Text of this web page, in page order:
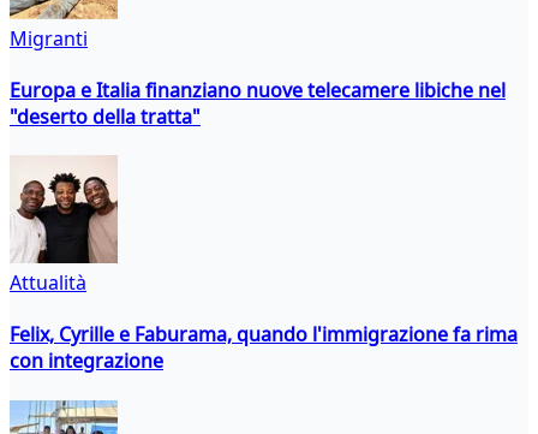
Migranti
Europa e Italia finanziano nuove telecamere libiche nel
"deserto della tratta"
Attualità
Felix, Cyrille e Faburama, quando l'immigrazione fa rima
con integrazione